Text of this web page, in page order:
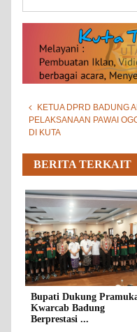
KETUA DPRD BADUNG
PELAKSANAAN PAWAI
DI KUTA
BERITA TERKAIT
Bupati Dukung
Kwarcab Badung
Berprestasi ...